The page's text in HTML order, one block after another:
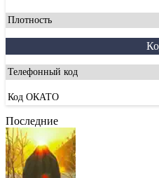
Плотность
Телефонный код
Код ОКАТО
Последние